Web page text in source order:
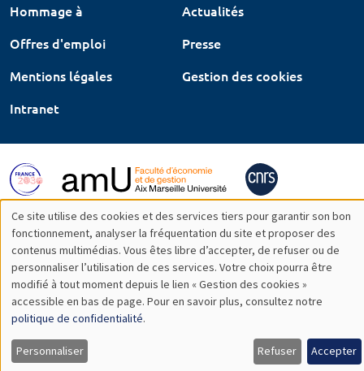
Hommage à
Actualités
Offres d'emploi
Presse
Mentions légales
Gestion des cookies
Intranet
Utilisation
des
données
personnelles
et
Ce site utilise des cookies et des services tiers pour garantir son bon
fonctionnement, analyser la fréquentation du site et proposer des
contenus multimédias. Vous êtes libre d’accepter, de refuser ou de
personnaliser l’utilisation de ces services. Votre choix pourra être
modifié à tout moment depuis le lien « Gestion des cookies »
accessible en bas de page. Pour en savoir plus, consultez notre
politique de confidentialité.
Personnaliser Refuser Accepter